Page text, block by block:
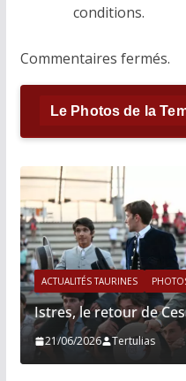
conditions.
Commentaires fermés.
Le Photos de la
ACTUALITÉS TAURINES
Istres, le retour de
21/06/2026 Tertulias